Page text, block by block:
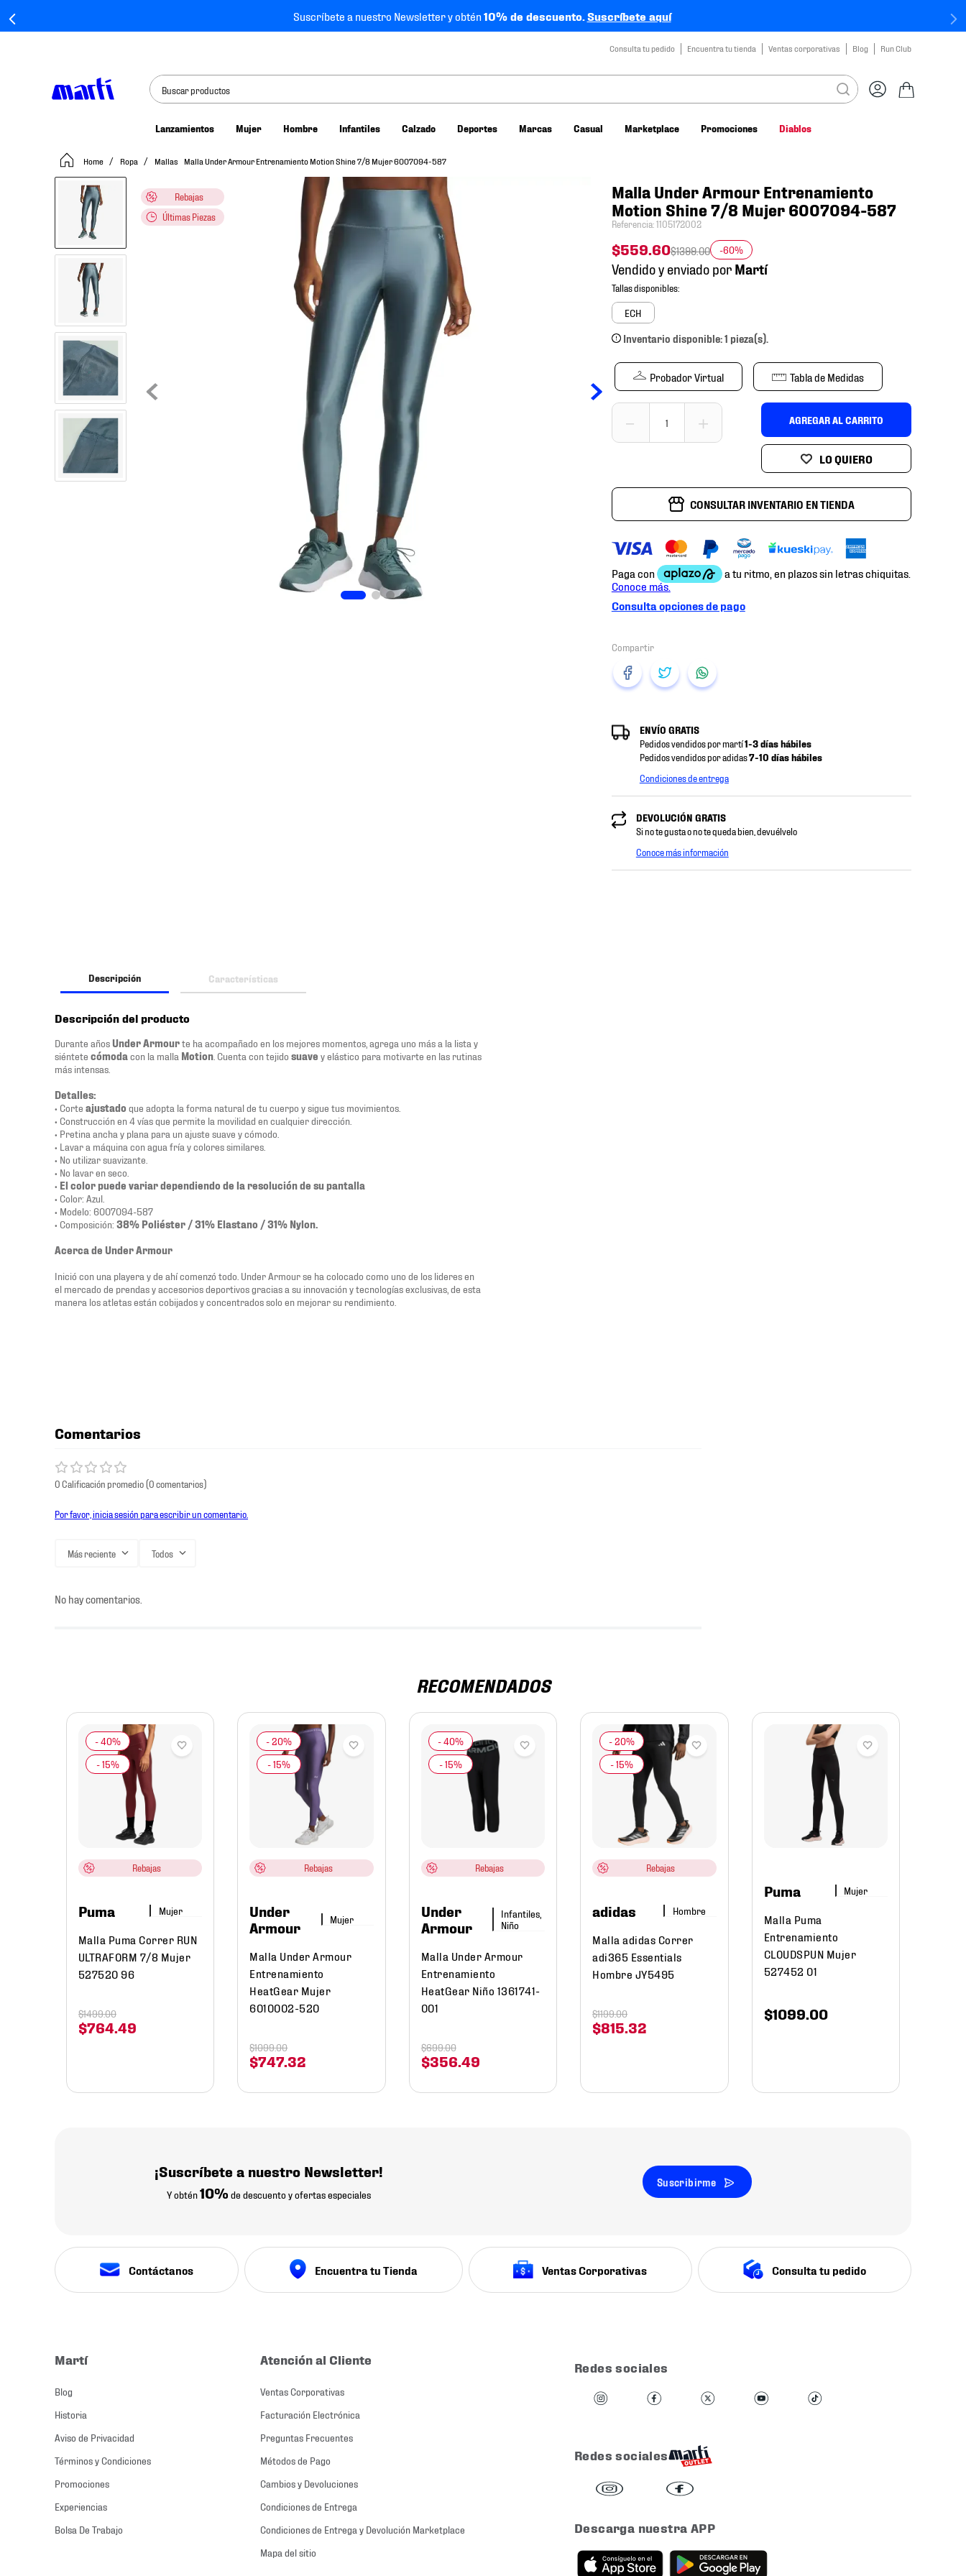
Suscríbete a nuestro Newsletter y obtén10% de descuento.Suscríbete aquí
Consulta tu pedido Encuentra tu tienda Ventas corporativas Blog Run Club
Buscar productos
Lanzamientos Mujer Hombre Infantiles Calzado Deportes Marcas Casual Marketplace Promociones Diablos
Ropa Mallas Malla Under Armour Entrenamiento Motion Shine 7/8 Mujer 6007094-587
Rebajas
Últimas Piezas
Malla Under Armour Entrenamiento
Motion Shine 7/8 Mujer 6007094-587
Referencia:1105172002
$559.60$1399.00 -60%
Vendido y enviado por
ECH
Inventario disponible: 1 pieza(s).
Probador Virtual Tabla de Medidas
＋
－ AGREGAR AL CARRITO
CONSULTAR INVENTARIO EN TIENDA
Consulta opciones de pago
ENVÍO GRATIS
Pedidos vendidos por martí1-3 días hábiles
Pedidos vendidos por adidas7-10 días hábiles
Condiciones de entrega
DEVOLUCIÓN GRATIS
Si no te gusta o no te queda bien, devuélvelo
Conoce más información
Descripción Características
Descripción del producto
Durante años Under Armourte ha acompañado en los mejores momentos, agrega uno más a la lista y
siéntete cómoda con la malla Motion . Cuenta con tejido suave y elástico para motivarte en las rutinas
más intensas.
Detalles:
• Corte ajustado que adopta la forma natural de tu cuerpo y sigue tus movimientos.
• Construcción en 4 vías que permite la movilidad en cualquier dirección.
• Pretina ancha y plana para un ajuste suave y cómodo.
• Lavar a máquina con agua fría y colores similares.
• No utilizar suavizante.
• No lavar en seco.
• El color puede variar dependiendo de la resolución de su pantalla
• Color: Azul.
• Modelo: 6007094-587
• Composición: 38% Poliéster / 31% Elastano / 31% Nylon.
Acerca de Under Armour
Inició con una playera y de ahí comenzó todo. Under Armour se ha colocado como uno de los lideres en
el mercado de prendas y accesorios deportivos gracias a su innovación y tecnologías exclusivas, de esta
manera los atletas están cobijados y concentrados solo en mejorar su rendimiento.
Comentarios
0 Calificación promedio(0 comentarios)
Por favor, inicia sesión para escribir un comentario.
Más reciente Todos
No hay comentarios.
RECOMENDADOS
Rebajas
Puma Mujer
Malla Puma Correr RUN
ULTRAFORM 7/8 Mujer
527520 96
$764.49
$1499.00
Rebajas
Under
Armour
Mujer
Malla Under Armour
Entrenamiento
HeatGear Mujer
6010002-520
$747.32
$1099.00
Rebajas
Under
Armour
Infantiles,
Niño
Malla Under Armour
Entrenamiento
HeatGear Niño 1361741-
001
$356.49
$699.00
Rebajas
adidas Hombre
Malla adidas Correr
adi365 Essentials
Hombre JY5495
$815.32
$1199.00
Puma Mujer
Malla Puma
Entrenamiento
CLOUDSPUN Mujer
527452 01
$1099.00
¡Suscríbete a nuestro Newsletter!
Y obtén10% de descuento y ofertas especiales
Suscribirme
Contáctanos Encuentra tu Tienda Ventas Corporativas Consulta tu pedido
Martí
Blog
Historia
Aviso de Privacidad
Términos y Condiciones
Promociones
Experiencias
Bolsa De Trabajo
Atención al Cliente
Ventas Corporativas
Facturación Electrónica
Preguntas Frecuentes
Métodos de Pago
Cambios y Devoluciones
Condiciones de Entrega
Condiciones de Entrega y Devolución Marketplace
Mapa del sitio
Redes sociales
Redes sociales
Descarga nuestra APP
tenis mujer
tenis hombre
tenis futbol
tenis niño
tenis nike